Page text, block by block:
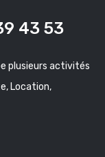
43 53
plusieurs activités
Location,